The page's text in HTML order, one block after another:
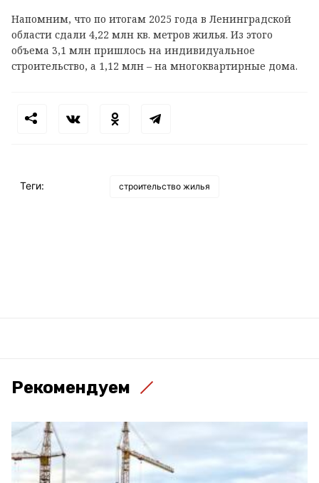
Напомним, что по итогам 2025 года в Ленинградской
области сдали 4,22 млн кв. метров жилья. Из этого
объема 3,1 млн пришлось на индивидуальное
строительство, а 1,12 млн – на многоквартирные дома.
Теги: строительство жилья
Рекомендуем